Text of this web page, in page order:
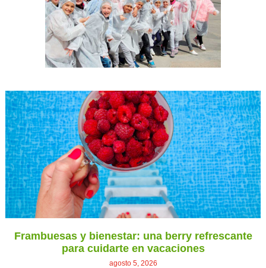
Frambuesas y bienestar: una berry refrescante
para cuidarte en vacaciones
agosto 5, 2026